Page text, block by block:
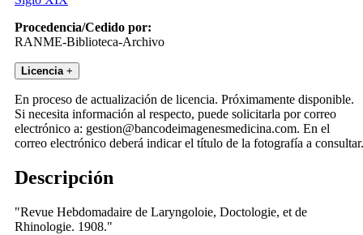
Procedencia/Cedido por:
RANME-Biblioteca-Archivo
Licencia +
En proceso de actualización de licencia. Próximamente disponible.
Si necesita información al respecto, puede solicitarla por correo
electrónico a: gestion@bancodeimagenesmedicina.com. En el
correo electrónico deberá indicar el título de la fotografía a consultar.
Descripción
"Revue Hebdomadaire de Laryngoloie, Doctologie, et de
Rhinologie. 1908."